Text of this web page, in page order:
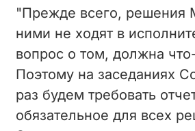
"Прежде всего,
ними не ходят в
вопрос о том, должна
Поэтому на заседаниях
раз будем требовать
обязательное для всех